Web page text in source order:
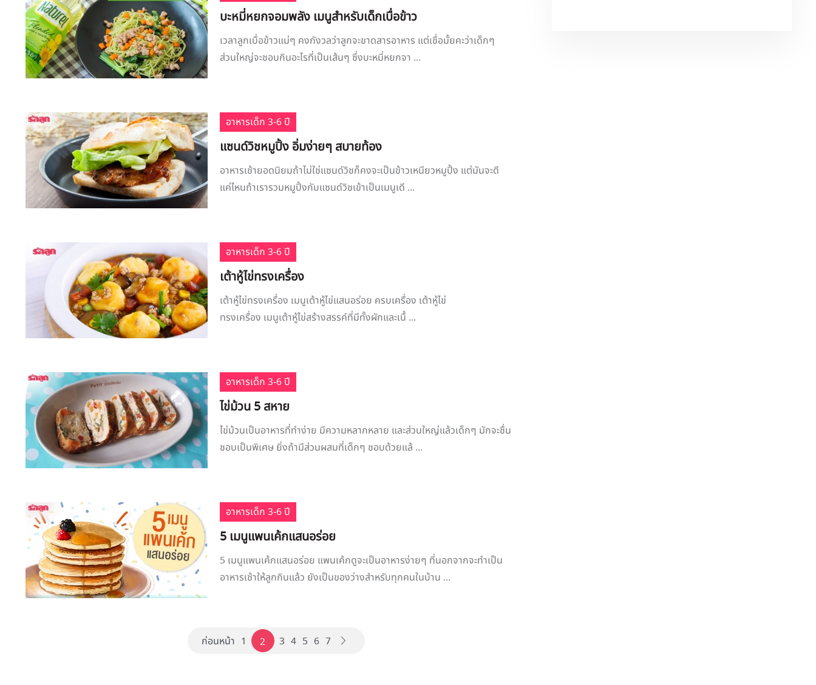
บะหมี่หยกจอมพลัง เมนูสำหรับเด็กเบื่อข้าว
เวลาลูกเบื่อข้าวแม่ๆ คงกังวลว่าลูกจะขาดสารอาหาร แต่เชื่อมั้ยคะว่าเด็กๆ
ส่วนใหญ่จะชอบกินอะไรที่เป็นเส้นๆ ซึ่งบะหมี่หยกจา ...
อาหารเด็ก 3-6 ปี
แซนด์วิชหมูปิ้ง อิ่มง่ายๆ สบายท้อง
อาหารเช้ายอดนิยมถ้าไม่ใช่แซนด์วิชก็คงจะเป็นข้าวเหนียวหมูปิ้ง แต่มันจะดี
แค่ไหนถ้าเรารวมหมูปิ้งกับแซนด์วิชเข้าเป็นเมนูเดี ...
อาหารเด็ก 3-6 ปี
เต้าหู้ไข่ทรงเครื่อง
เต้าหู้ไข่ทรงเครื่อง เมนูเต้าหู้ไข่แสนอร่อย ครบเครื่อง เต้าหู้ไข่
ทรงเครื่อง เมนูเต้าหู้ไข่สร้างสรรค์ที่มีทั้งผักและเนื้ ...
อาหารเด็ก 3-6 ปี
ไข่ม้วน 5 สหาย
ไข่ม้วนเป็นอาหารที่ทำง่าย มีความหลากหลาย และส่วนใหญ่แล้วเด็กๆ มักจะชื่น
ชอบเป็นพิเศษ ยิ่งถ้ามีส่วนผสมที่เด็กๆ ชอบด้วยแล้ ...
อาหารเด็ก 3-6 ปี
5 เมนูแพนเค้กแสนอร่อย
5 เมนูแพนเค้กแสนอร่อย แพนเค้กดูจะเป็นอาหารง่ายๆ ที่นอกจากจะทำเป็น
อาหารเช้าให้ลูกกินแล้ว ยังเป็นของว่างสำหรับทุกคนในบ้าน ...
ก่อนหน้า 1 2 3 4 5 6 7